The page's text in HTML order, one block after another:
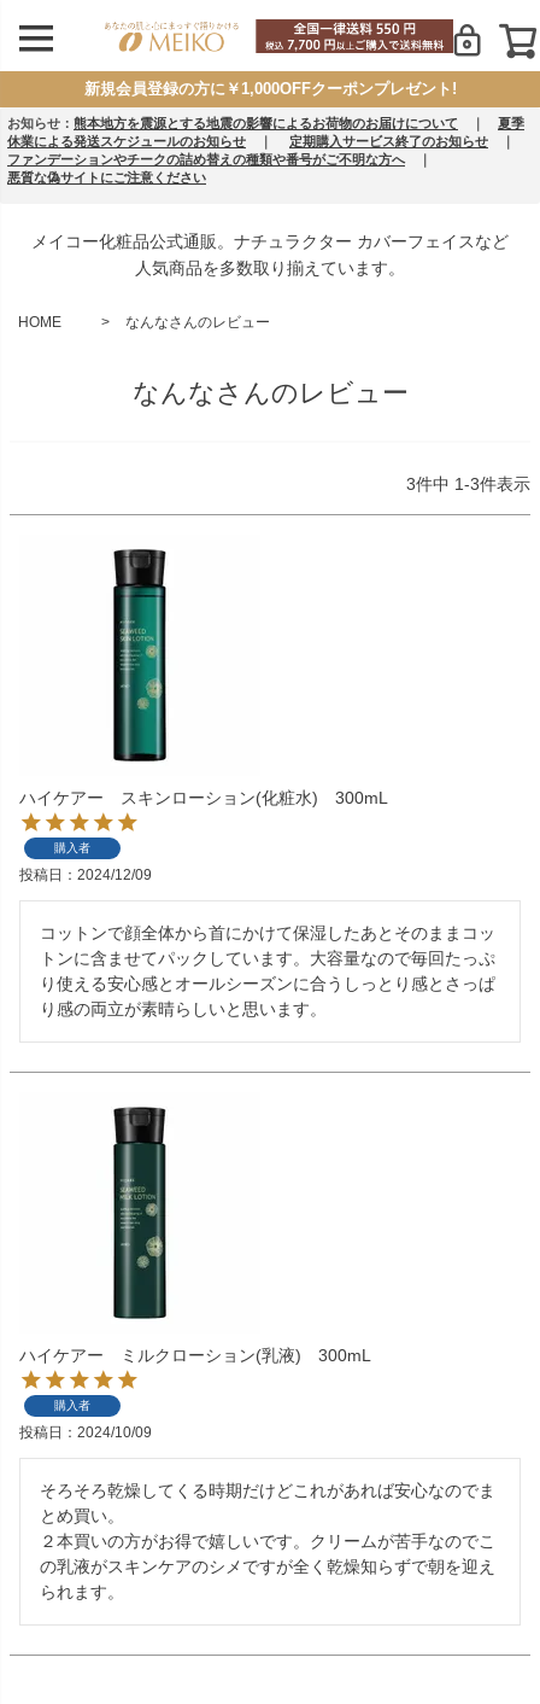
新規会員登録の方に￥1,000OFFクーポンプレゼント!
お知らせ： 熊本地方を震源とする地震の影響によるお荷物のお届けについて ｜ 夏季
休業による発送スケジュールのお知らせ ｜ 定期購入サービス終了のお知らせ ｜
ファンデーションやチークの詰め替えの種類や番号がご不明な方へ｜
悪質な偽サイトにご注意ください
メイコー化粧品公式通販。ナチュラクター カバーフェイスなど
人気商品を多数取り揃えています。
HOME なんなさんのレビュー
なんなさんのレビュー
3件中 1-3件表示
ハイケアー スキンローション(化粧水) 300mL
購入者
投稿日 2024/12/09
コットンで顔全体から首にかけて保湿したあとそのままコッ
トンに含ませてパックしています。大容量なので毎回たっぷ
り使える安心感とオールシーズンに合うしっとり感とさっぱ
り感の両立が素晴らしいと思います。
ハイケアー ミルクローション(乳液) 300mL
購入者
投稿日 2024/10/09
そろそろ乾燥してくる時期だけどこれがあれば安心なのでま
とめ買い。
２本買いの方がお得で嬉しいです。クリームが苦手なのでこ
の乳液がスキンケアのシメですが全く乾燥知らずで朝を迎え
られます。